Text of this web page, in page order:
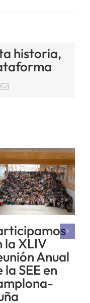
historia,
Correo
la XLIV
Anual
la SEE en